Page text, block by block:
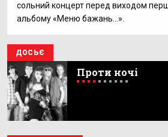
сольний концерт перед виходом
альбому «Меню бажань...».
ДОСЬЄ
Проти ночі